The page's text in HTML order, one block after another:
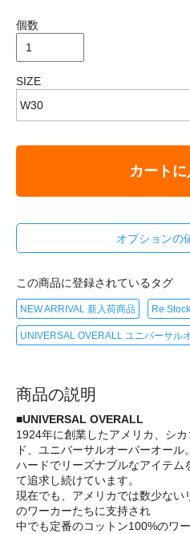
個数
SIZE
カート
オプションの
この商品に登録されているタグ
NEW ARRIVAL 新入荷商品 Re
UNIVERSAL OVERALL ユニバーサル
商品の説明
■UNIVERSAL OVERALL
1924年に創業したアメリカ、シ
ド、ユニバーサルオーバーオール。
ハードでリーズナブルなアイテム
て追求し続けています。
現在でも、アメリカでは数少ない
のワーカーたちに支持され
中でも定番のコットン100%のワ